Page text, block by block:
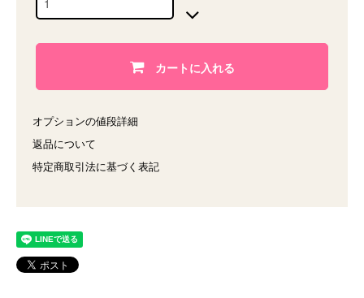
カートに入れる
オプションの値段詳細
返品について
特定商取引法に基づく表記